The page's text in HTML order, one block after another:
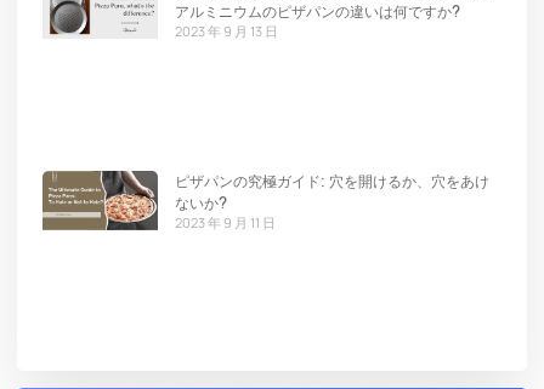
アルミニウムのピザパンの違いは何ですか?
2023 年 9 月 13 日
ピザパンの究極ガイド: 穴を開けるか、穴をあけ
ないか?
2023 年 9 月 11 日